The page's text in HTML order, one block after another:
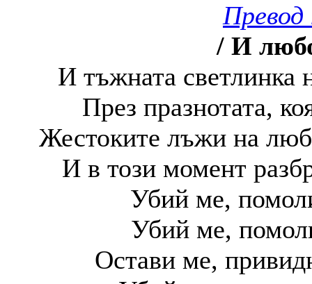
Превод
/ И
И тъжната светлинка
През празнотата,
Жестоките лъжи на
И в този момент
Убий ме,
Убий ме,
Остави ме,